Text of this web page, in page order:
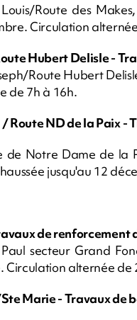
Route des
Circulation
Hubert Delisle -
Route Hubert
de 7h à 16h.
/ Route ND de la Paix
de Notre Dame de la
jusqu'au 12
de renforcement
secteur Grand
Circulation alternée de
Marie - Travaux de